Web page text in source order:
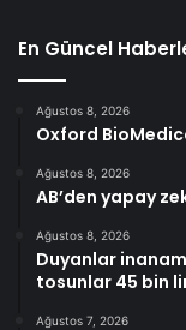
En Güncel
Ağustos 8, 2026
Oxford
Ağustos 8, 2026
AB’den yapay
Ağustos 8, 2026
Duyanlar
tosunlar 45 bin
Ağustos 7, 2026